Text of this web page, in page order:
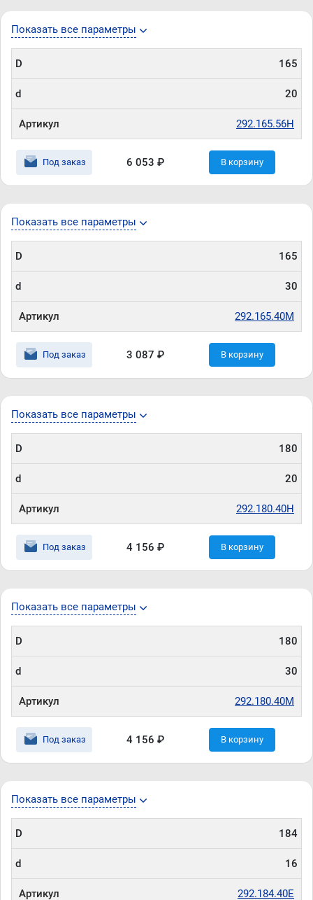
Показать все параметры
D 165
d 20
Артикул 292.165.56H
Под заказ 6 053 ₽ В корзину
Показать все параметры
D 165
d 30
Артикул 292.165.40M
Под заказ 3 087 ₽ В корзину
Показать все параметры
D 180
d 20
Артикул 292.180.40H
Под заказ 4 156 ₽ В корзину
Показать все параметры
D 180
d 30
Артикул 292.180.40M
Под заказ 4 156 ₽ В корзину
Показать все параметры
D 184
d 16
Артикул 292.184.40E